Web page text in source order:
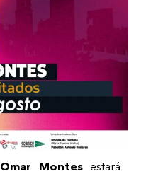
Omar Montesestará